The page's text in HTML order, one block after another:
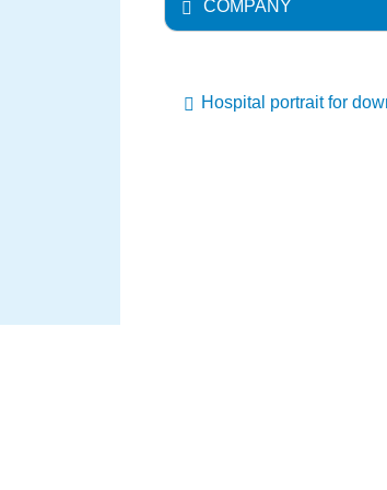
COMPANY
Hospital portrait for